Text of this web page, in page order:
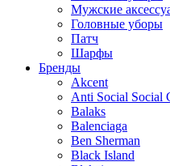
Мужские
Головные уборы
Патч
Шарфы
Бренды
Akcent
Anti Social Social
Balaks
Balenciaga
Ben Sherman
Black Island